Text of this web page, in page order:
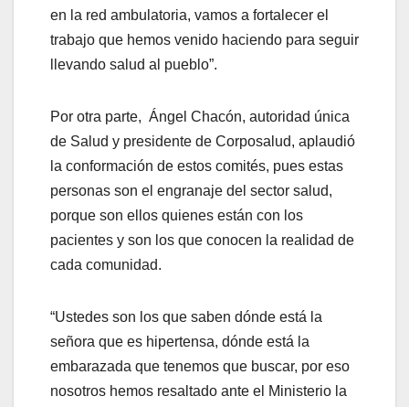
en la red ambulatoria, vamos a fortalecer el
trabajo que hemos venido haciendo para seguir
llevando salud al pueblo”.
Por otra parte, Ángel Chacón, autoridad única
de Salud y presidente de Corposalud, aplaudió
la conformación de estos comités, pues estas
personas son el engranaje del sector salud,
porque son ellos quienes están con los
pacientes y son los que conocen la realidad de
cada comunidad.
“Ustedes son los que saben dónde está la
señora que es hipertensa, dónde está la
embarazada que tenemos que buscar, por eso
nosotros hemos resaltado ante el Ministerio la